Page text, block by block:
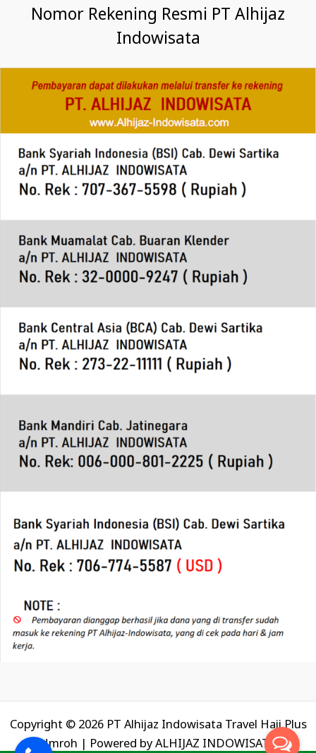
Nomor Rekening Resmi PT Alhijaz
Indowisata
Copyright © 2026 PT Alhijaz Indowisata Travel Haji Plus
Umroh | Powered byALHIJAZ INDOWISATA